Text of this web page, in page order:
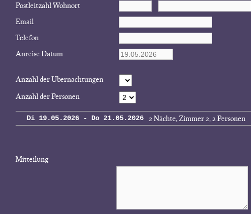
Postleitzahl Wohnort
Email
Telefon
Anreise Datum
Anzahl der Übernachtungen
Anzahl der Personen
2 Nächte, Zimmer 2, 2 Personen
Di 19.05.2026 - Do 21.05.2026
Mitteilung